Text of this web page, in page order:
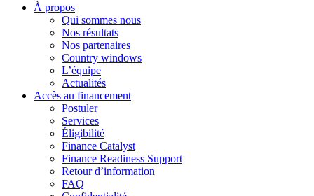
À propos
Qui sommes nous
Nos résultats
Nos partenaires
Country windows
L’équipe
Actualités
Accès au financement
Postuler
Services
Éligibilité
Finance Catalyst
Finance Readiness Support
Retour d’information
FAQ